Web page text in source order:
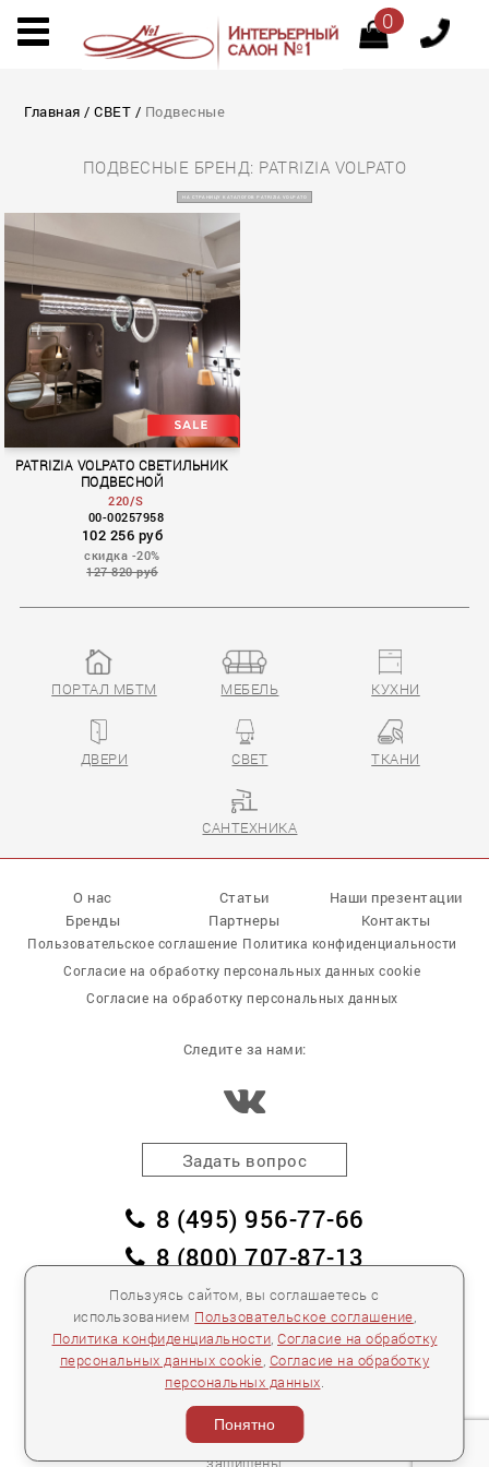
0
Главная /СВЕТ / Подвесные
ПОДВЕСНЫЕ БРЕНД: PATRIZIA VOLPATO
НА СТРАНИЦУ КАТАЛОГОВ PATRIZIA VOLPATO
PATRIZIA VOLPATO СВЕТИЛЬНИК
ПОДВЕСНОЙ
220/S
00-00257958
102 256 руб
скидка -20%
127 820 руб
Пользуясь сайтом, вы соглашаетесь с
использованием Пользовательское соглашение
Политика конфиденциальности Согласие на обработку
персональных данных cookie Согласие на обработку
персональных данных
Понятно
ПОРТАЛ МБТМ МЕБЕЛЬ КУХНИ
ДВЕРИ СВЕТ ТКАНИ
САНТЕХНИКА
О нас Статьи
Наши презентации
Бренды
Партнеры Контакты
Пользовательское соглашение Политика конфиденциальности
Согласие на обработку персональных данных cookie
Согласие на обработку персональных данных
Следите за нами:
Задать вопрос
8 (495) 956-77-66
8 (800) 707-87-13
заказать обратный звонок
пл. Победы, дом 2, корпус 2
Для спецификаций и предложений:info@mebelclub.ru
Выставленные на данном сайте предложения
публичной офертой не являются.
Количество товара ограничено.
2026 «Интерьерный салон №1» Все права
защищены